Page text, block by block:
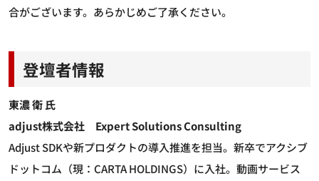
合がございます。あらかじめご了承ください。
登壇者情報
東濃 衛 氏
adjust株式会社 Expert Solutions Consulting
Adjust SDKや新プロダクトの導入推進を担当。新卒でアクシブ
ドットコム（現：CARTA HOLDINGS）に入社。動画サービス